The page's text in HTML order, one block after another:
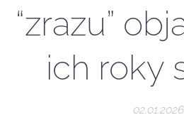
“zrazu”
ich roky
02.01.2026